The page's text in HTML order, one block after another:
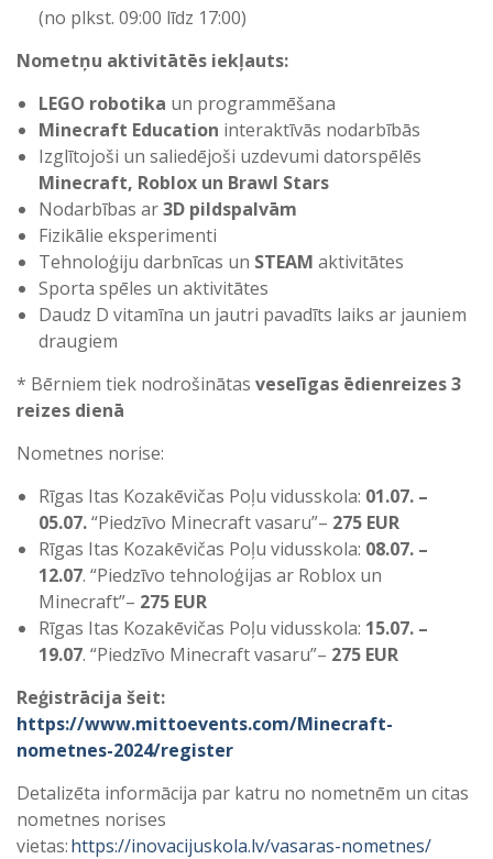
(no plkst. 09:00 līdz 17:00)
Nometņu aktivitātēs iekļauts:
LEGO robotika un programmēšana
Minecraft Education interaktīvās nodarbībās
Izglītojoši un saliedējoši uzdevumi datorspēlēs
Minecraft, Roblox un Brawl Stars
Nodarbības ar3D pildspalvām
Fizikālie eksperimenti
Tehnoloģiju darbnīcas un STEAM aktivitātes
Sporta spēles un aktivitātes
Daudz D vitamīna un jautri pavadīts laiks ar jauniem
draugiem
* Bērniem tiek nodrošinātas veselīgas ēdienreizes 3
reizes dienā
Nometnes norise:
Rīgas Itas Kozakēvičas Poļu vidusskola: 01.07. –
05.07.“Piedzīvo Minecraft vasaru”– 275 EUR
Rīgas Itas Kozakēvičas Poļu vidusskola: 08.07. –
12.07. “Piedzīvo tehnoloģijas ar Roblox un
Minecraft”– 275 EUR
Rīgas Itas Kozakēvičas Poļu vidusskola: 15.07. –
19.07. “Piedzīvo Minecraft vasaru”– 275 EUR
Reģistrācija šeit:
https://www.mittoevents.com/Minecraft-
nometnes-2024/register
Detalizēta informācija par katru no nometnēm un citas
nometnes norises
vietas:https://inovacijuskola.lv/vasaras-nometnes/